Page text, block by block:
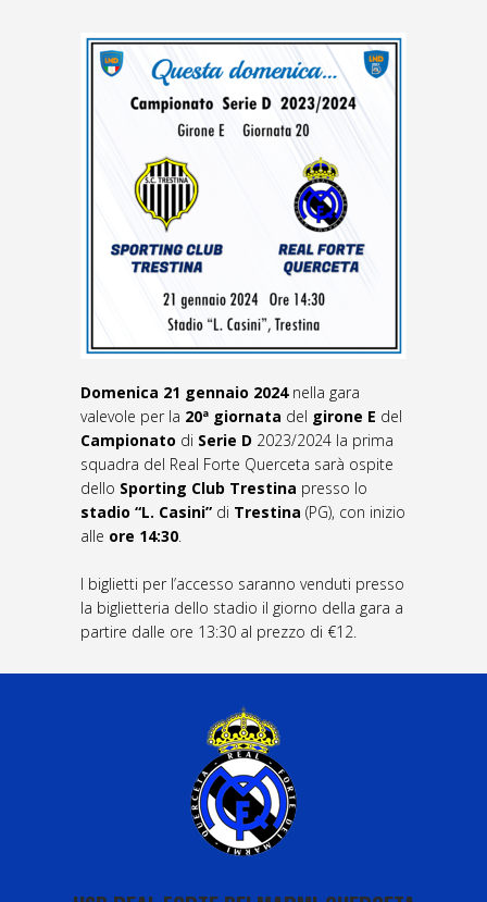
Domenica 21 gennaio 2024nella gara
valevole per la 20ª giornata del girone E del
Campionato di Serie D 2023/2024 la prima
squadra del Real Forte Querceta sarà ospite
dello Sporting Club Trestina presso lo
stadio “L. Casini” di Trestina (PG), con inizio
alle ore 14:30.
I biglietti per l’accesso saranno venduti presso
la biglietteria dello stadio il giorno della gara a
partire dalle ore 13:30 al prezzo di €12.